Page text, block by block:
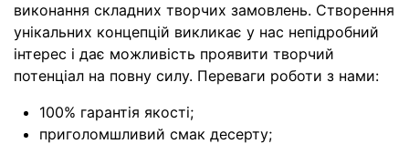
виконання складних творчих замовлень. Створення
унікальних концепцій викликає у нас непідробний
інтерес і дає можливість проявити творчий
потенціал на повну силу. Переваги роботи з нами:
100% гарантія якості;
приголомшливий смак десерту;